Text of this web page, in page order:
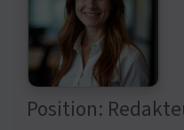
Position: